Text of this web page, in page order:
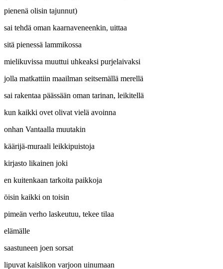
pienenä olisin tajunnut)
sai tehdä oman kaarnaveneenkin, uittaa
sitä pienessä lammikossa
mielikuvissa muuttui uhkeaksi purjelaivaksi
jolla matkattiin maailman seitsemällä merellä
sai rakentaa päässään oman tarinan, leikitellä
kun kaikki ovet olivat vielä avoinna
onhan Vantaalla muutakin
käärijä-muraali leikkipuistoja
kirjasto likainen joki
en kuitenkaan tarkoita paikkoja
öisin kaikki on toisin
pimeän verho laskeutuu, tekee tilaa
elämälle
saastuneen joen sorsat
lipuvat kaislikon varjoon uinumaan